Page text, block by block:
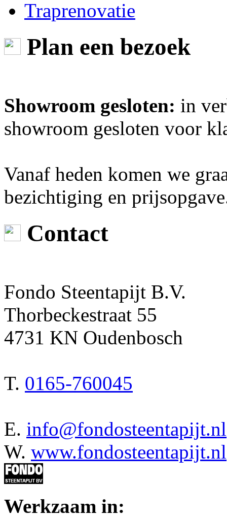
Traprenovatie
Plan een bezoek
Showroom gesloten: in
showroom gesloten voor
Vanaf heden komen we
bezichtiging en
Contact
Fondo Steentapijt B.V.
Thorbeckestraat 55
4731 KN Oudenbosch
T. 0165-760045
E. info@fondosteentapijt.nl
W. www.fondosteentapijt.nl
Werkzaam in: